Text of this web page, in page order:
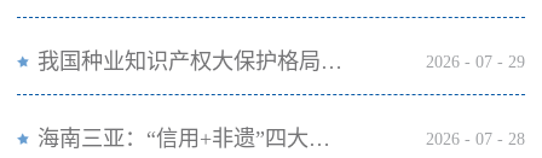
我国种业知识产权大保护格局基本形成 2026 - 07 - 29
海南三亚：“信用+非遗”四大应用场景落地 2026 - 07 - 28